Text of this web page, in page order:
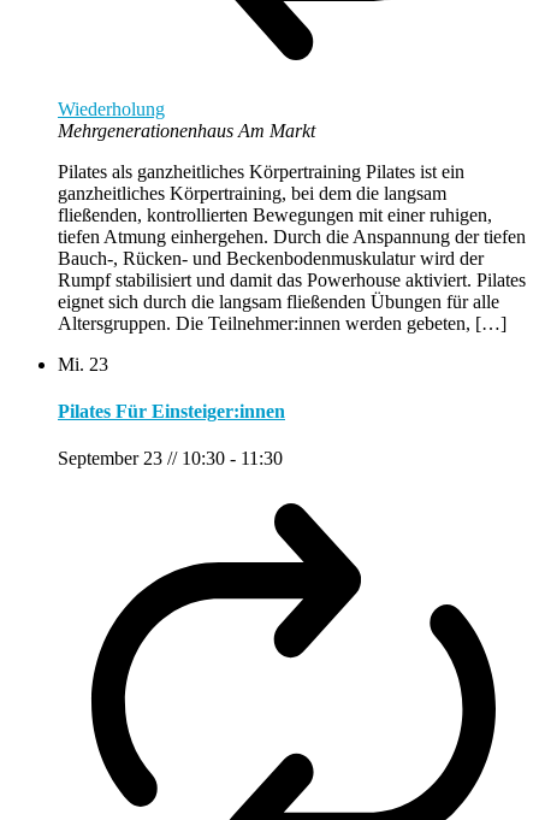
Wiederholung
Mehrgenerationenhaus Am Markt
Pilates als ganzheitliches Körpertraining Pilates ist ein
ganzheitliches Körpertraining, bei dem die langsam
fließenden, kontrollierten Bewegungen mit einer ruhigen,
tiefen Atmung einhergehen. Durch die Anspannung der tiefen
Bauch-, Rücken- und Beckenbodenmuskulatur wird der
Rumpf stabilisiert und damit das Powerhouse aktiviert. Pilates
eignet sich durch die langsam fließenden Übungen für alle
Altersgruppen. Die Teilnehmer:innen werden gebeten, […]
Mi. 23
Pilates Für Einsteiger:innen
September 23 // 10:30 - 11:30